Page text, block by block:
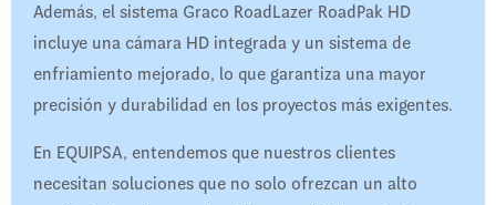
Además, el sistema Graco RoadLazer RoadPak HD
incluye una cámara HD integrada y un sistema de
enfriamiento mejorado, lo que garantiza una mayor
precisión y durabilidad en los proyectos más exigentes.
En EQUIPSA, entendemos que nuestros clientes
necesitan soluciones que no solo ofrezcan un alto